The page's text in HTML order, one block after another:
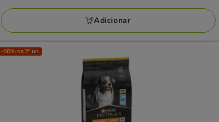
avaliações
121.50€
Adicionar
-50% na 2ª un.